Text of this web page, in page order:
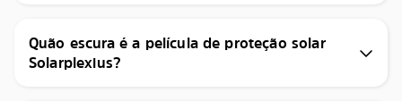
Quão escura é a película de proteção solar
Solarplexius?